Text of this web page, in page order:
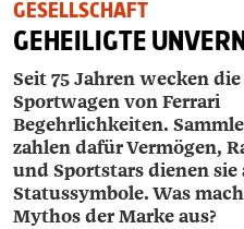
GESELLSCHAFT
GEHEILIGTE
Seit 75 Jahren wecken die
Sportwagen von Ferrari
Begehrlichkeiten.
zahlen dafür Vermögen,
und Sportstars dienen sie
Statussymbole. Was
Mythos der Marke aus?